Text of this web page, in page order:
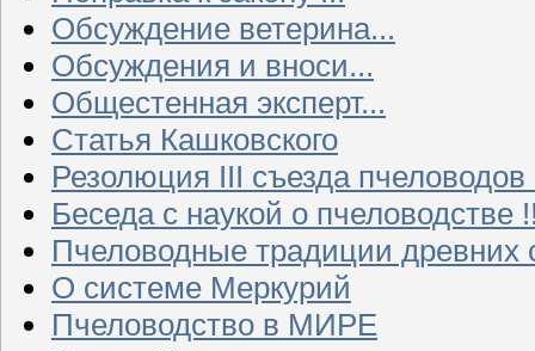
Обсуждение ветерина...
Обсуждения и вноси...
Общестенная эксперт...
Статья Кашковского
Резолюция III съезда
Беседа с наукой о пчеловодстве
Пчеловодные традиции древних
О системе Меркурий
Пчеловодство в МИРЕ